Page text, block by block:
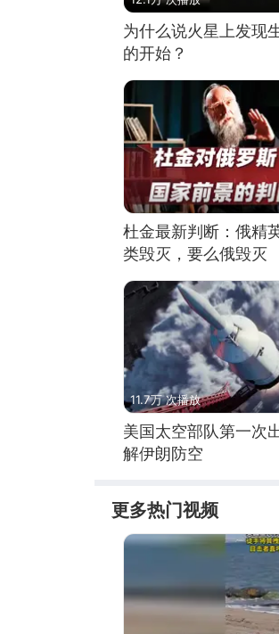
为什么说火星上发现
的开始？
杜金最新判断：俄精
类毁灭，要么俄毁灭
11.7万 次播放
美国太空部队第一次
解伊朗防空
更多热门视频